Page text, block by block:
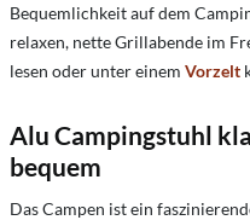
Bequemlichkeit auf dem
relaxen, nette Grillabende im
lesen oder unter einem Vorzelt
Alu Campingstuhl
bequem
Das Campen ist ein